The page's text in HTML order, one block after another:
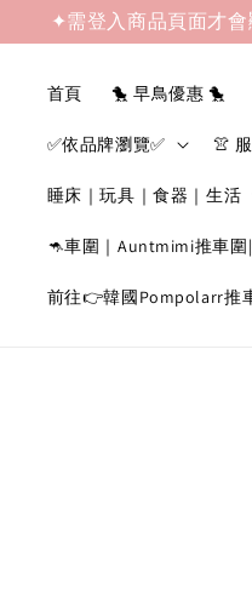
✦需登入商品頁面才
首頁 🐤 早鳥優惠 🐤
✅依品牌瀏覽✅ 👚
睡床｜玩具｜食器｜生活
🦘車圍｜Auntmimi推車圍
前往👉韓國Pompolarr推